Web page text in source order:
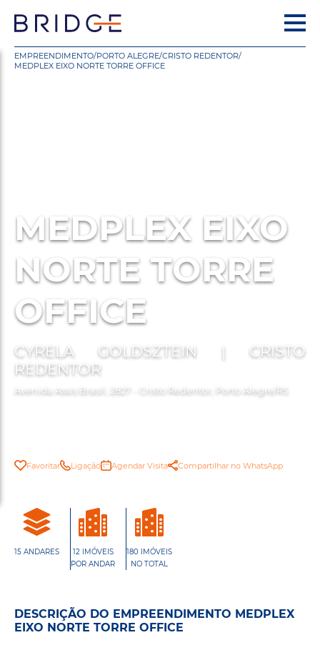
EMPREENDIMENTO/PORTO ALEGRE/CRISTO REDENTOR/
MEDPLEX EIXO NORTE TORRE OFFICE
MEDPLEX EIXO
NORTE TORRE
OFFICE
CYRELA GOLDSZTEIN | CRISTO
REDENTOR
Avenida Assis Brasil, 2827 - Cristo Redentor, Porto Alegre/RS
Favoritar Ligação Agendar Visita Compartilhar no WhatsApp
15 ANDARES
12 IMÓVEIS
POR ANDAR
180 IMÓVEIS
NO TOTAL
DESCRIÇÃO DO EMPREENDIMENTO MEDPLEX
EIXO NORTE TORRE OFFICE